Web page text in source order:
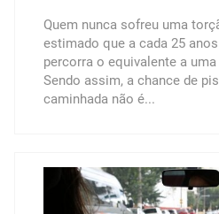
Quem nunca sofreu uma
estimado que a cada 25
percorra o equivalente a
Sendo assim, a chance de
caminhada não é...